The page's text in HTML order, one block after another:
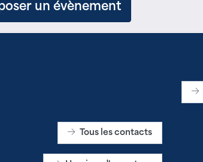
un évènement
Tous les contacts